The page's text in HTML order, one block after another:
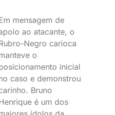
mensagem de
ao atacante, o
Negro carioca
o
inicial
caso e demonstrou
Bruno
é um dos